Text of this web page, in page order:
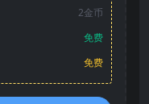
2金币
免费
免费